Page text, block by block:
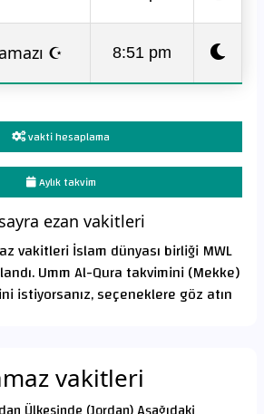
☪ 8:51 pm
vakti hesaplama
Aylık takvim
ezan vakitleri
vakitleri İslam dünyası birliği MWL
Umm Al-Qura takvimini (Mekke)
istiyorsanız, seçeneklere göz atın
vakitleri